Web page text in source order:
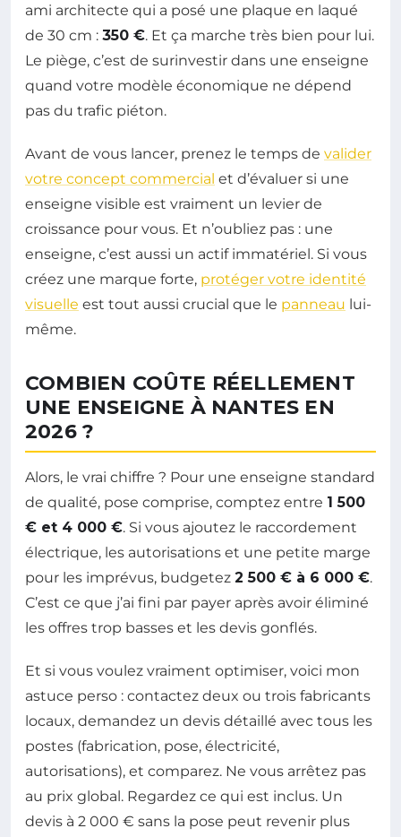
ami architecte qui a posé une plaque en laqué
de 30 cm : 350 €. Et ça marche très bien pour lui.
Le piège, c’est de surinvestir dans une enseigne
quand votre modèle économique ne dépend
pas du trafic piéton.
Avant de vous lancer, prenez le temps de valider
votre concept commercial et d’évaluer si une
enseigne visible est vraiment un levier de
croissance pour vous. Et n’oubliez pas : une
enseigne, c’est aussi un actif immatériel. Si vous
créez une marque forte, protéger votre identité
visuelle est tout aussi crucial que le panneau lui-
même.
COMBIEN COÛTE RÉELLEMENT
UNE ENSEIGNE À NANTES EN
2026 ?
Alors, le vrai chiffre ? Pour une enseigne standard
de qualité, pose comprise, comptez entre 1 500
€ et 4 000 €. Si vous ajoutez le raccordement
électrique, les autorisations et une petite marge
pour les imprévus, budgetez 2 500 € à 6 000 €.
C’est ce que j’ai fini par payer après avoir éliminé
les offres trop basses et les devis gonflés.
Et si vous voulez vraiment optimiser, voici mon
astuce perso : contactez deux ou trois fabricants
locaux, demandez un devis détaillé avec tous les
postes (fabrication, pose, électricité,
autorisations), et comparez. Ne vous arrêtez pas
au prix global. Regardez ce qui est inclus. Un
devis à 2 000 € sans la pose peut revenir plus